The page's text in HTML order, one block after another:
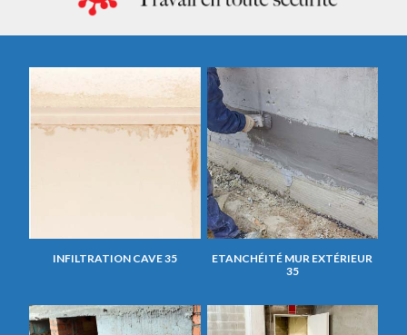
INFILTRATION CAVE 35
ETANCHÉITÉ MUR EXTÉRIEUR
35